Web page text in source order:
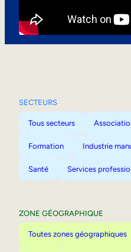
SECTEURS
Tous secteurs
Formation Industrie
Santé Services
ZONE GÉOGRAPHIQUE
Toutes zones géographiques